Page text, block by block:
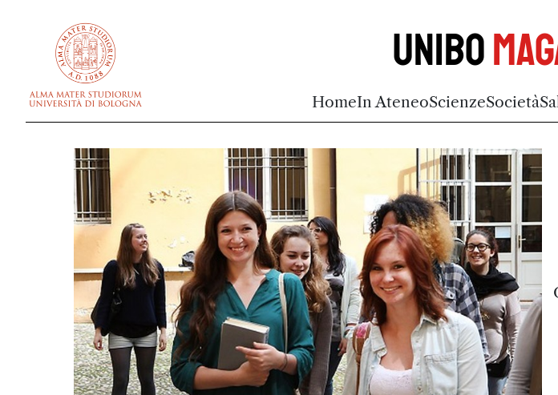
Unibo
HomeIn AteneoScienzeSocietà